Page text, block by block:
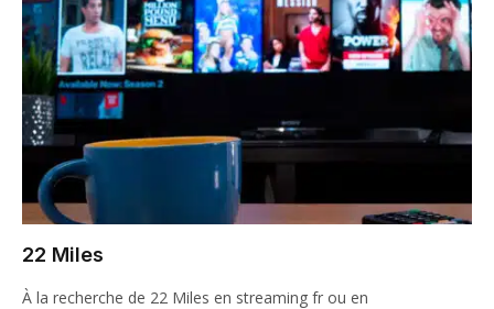
22 Miles
À la recherche de 22 Miles en streaming fr ou en